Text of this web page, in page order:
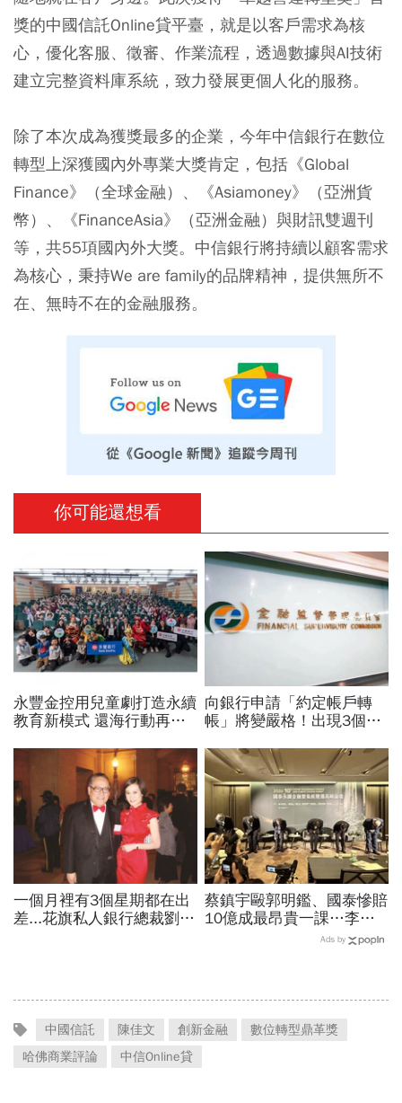
獎的中國信託Online貸平臺，就是以客戶需求為核
心，優化客服、徵審、作業流程，透過數據與AI技術
建立完整資料庫系統，致力發展更個人化的服務。
除了本次成為獲獎最多的企業，今年中信銀行在數位
轉型上深獲國內外專業大獎肯定，包括《Global
Finance》（全球金融）、《Asiamoney》（亞洲貨
幣）、《FinanceAsia》（亞洲金融）與財訊雙週刊
等，共55項國內外大獎。中信銀行將持續以顧客需求
為核心，秉持We are family的品牌精神，提供無所不
在、無時不在的金融服務。
你可能還想看
永豐金控用兒童劇打造永續
教育新模式 還海行動再進
向銀行申請「約定帳戶轉
帳」將變嚴格！出現3個動
30條規範出爐
一個月裡有3個星期都在出
差...花旗私人銀行總裁劉宏
蔡鎮宇毆郭明鑑、國泰慘賠
10億成最昂貴一課…李長
庚率隊鞠躬致歉：不浪費一
Ads by
中國信託 陳佳文 創新金融
數位轉型鼎革獎
哈佛商業評論
中信Online貸